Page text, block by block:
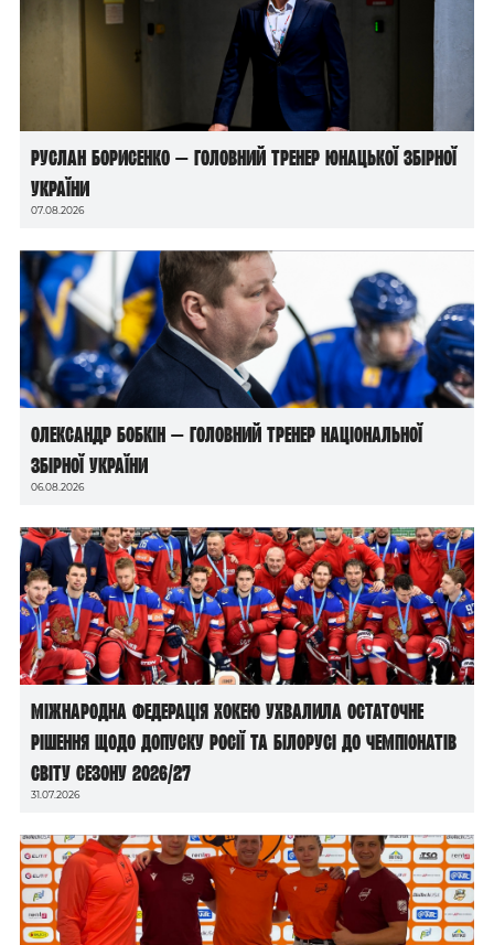
Руслан Борисенко — головний тренер юнацької збірної
України
07.08.2026
Олександр Бобкін — головний тренер національної
збірної України
06.08.2026
Міжнародна федерація хокею ухвалила остаточне
рішення щодо допуску росії та білорусі до чемпіонатів
світу сезону 2026/27
31.07.2026